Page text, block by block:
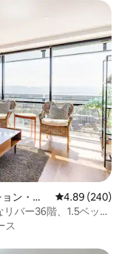
ン・ア
レビュー240
4.89 (240)
バー36階、1.5ベッド
ス